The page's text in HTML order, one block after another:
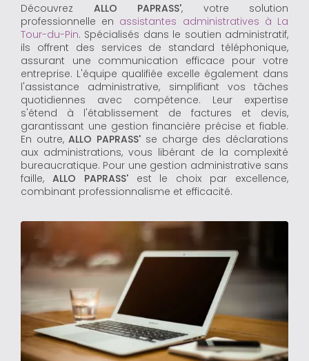
Découvrez ALLO PAPRASS', votre solution
professionnelle en assistantes administratives à La
Tour-du-Pin. Spécialisés dans le soutien administratif,
ils offrent des services de standard téléphonique,
assurant une communication efficace pour votre
entreprise. L'équipe qualifiée excelle également dans
l'assistance administrative, simplifiant vos tâches
quotidiennes avec compétence. Leur expertise
s'étend à l'établissement de factures et devis,
garantissant une gestion financière précise et fiable.
En outre,ALLO PAPRASS' se charge des déclarations
aux administrations, vous libérant de la complexité
bureaucratique. Pour une gestion administrative sans
faille, ALLO PAPRASS'est le choix par excellence,
combinant professionnalisme et efficacité.